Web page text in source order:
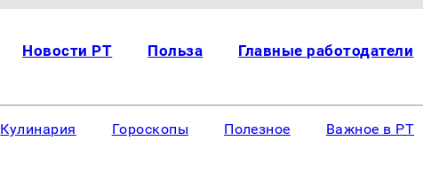
Новости РТ Польза Главные работодатели
Кулинария Гороскопы Полезное Важное в РТ